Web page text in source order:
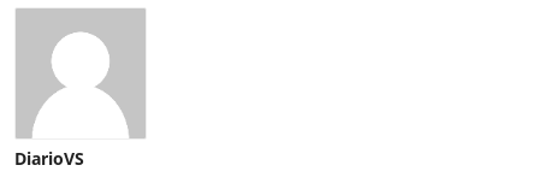
DiarioVS